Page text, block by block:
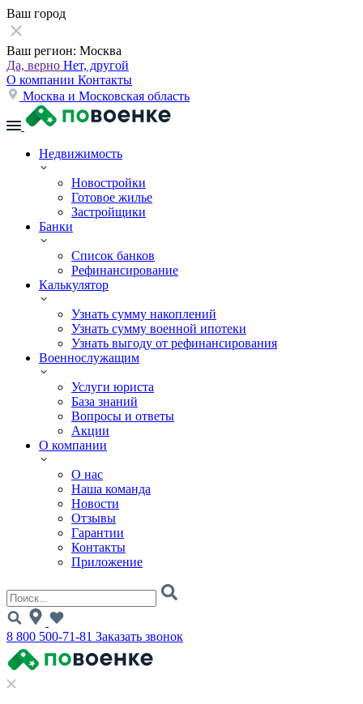
Ваш город
Ваш регион: Москва
Да, верно Нет, другой
О компании Контакты
Москва и Московская область
Недвижимость
Новостройки
Готовое жилье
Застройщики
Банки
Список банков
Рефинансирование
Калькулятор
Узнать сумму накоплений
Узнать сумму военной ипотеки
Узнать выгоду от рефинансирования
Военнослужащим
Услуги юриста
База знаний
Вопросы и ответы
Акции
О компании
О нас
Наша команда
Новости
Отзывы
Гарантии
Контакты
Приложение
8 800 500-71-81 Заказать звонок